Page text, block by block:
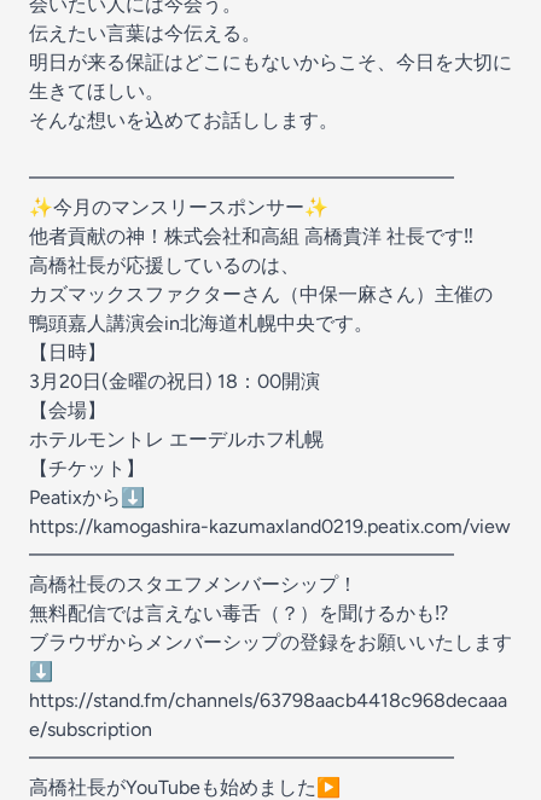
伝えたい言葉は今伝える。
明日が来る保証はどこにもないからこそ、今日を大切に
生きてほしい。
そんな想いを込めてお話しします。
━━━━━━━━━━━━━━━━━━━━━━
✨今月のマンスリースポンサー✨
他者貢献の神！株式会社和高組 高橋貴洋 社長です‼️
高橋社長が応援しているのは、
カズマックスファクターさん（中保一麻さん）主催の
鴨頭嘉人講演会in北海道札幌中央です。
【日時】
3月20日(金曜の祝日) 18：00開演
【会場】
ホテルモントレ エーデルホフ札幌
【チケット】
Peatixから⬇️
https://kamogashira-kazumaxland0219.peatix.com/view
━━━━━━━━━━━━━━━━━━━━━━
高橋社長のスタエフメンバーシップ！
無料配信では言えない毒舌（？）を聞けるかも⁉️
ブラウザからメンバーシップの登録をお願いいたします
⬇️
https://stand.fm/channels/63798aacb4418c968decaaa
e/subscription
━━━━━━━━━━━━━━━━━━━━━━
高橋社長がYouTubeも始めました▶️